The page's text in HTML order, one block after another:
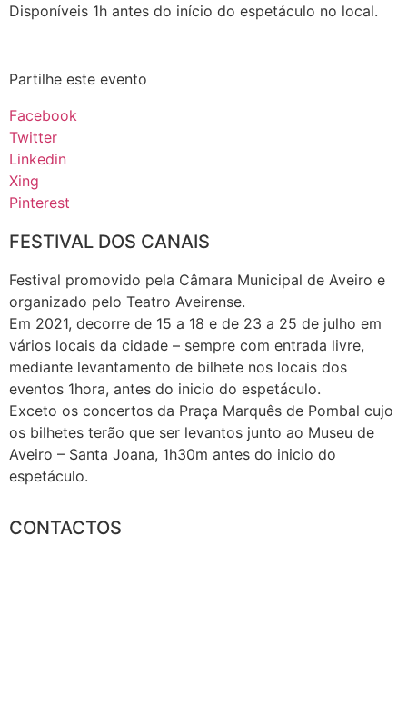
Disponíveis 1h antes do início do espetáculo no local.
Partilhe este evento
Facebook
Twitter
Linkedin
Xing
Pinterest
FESTIVAL DOS CANAIS
Festival promovido pela Câmara Municipal de Aveiro e
organizado pelo Teatro Aveirense.
Em 2021, decorre de 15 a 18 e de 23 a 25 de julho em
vários locais da cidade – sempre com entrada livre,
mediante levantamento de bilhete nos locais dos
eventos 1hora, antes do inicio do espetáculo.
Exceto os concertos da Praça Marquês de Pombal cujo
os bilhetes terão que ser levantos junto ao Museu de
Aveiro – Santa Joana, 1h30m antes do inicio do
espetáculo.
CONTACTOS